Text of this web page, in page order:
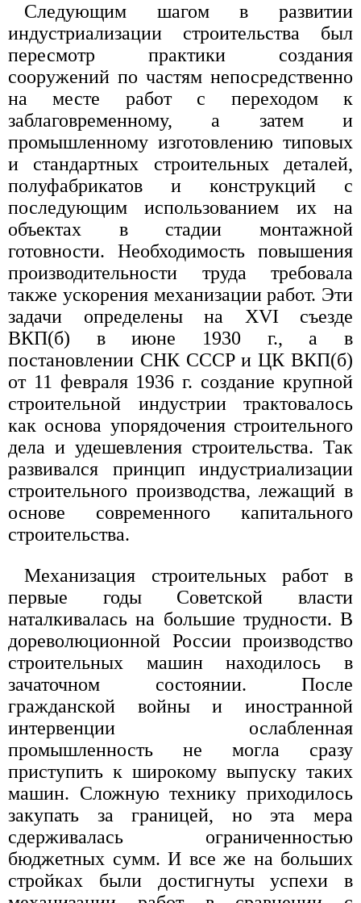
Следующим шагом в развитии
индустриализации строительства был
пересмотр практики создания
сооружений по частям непосредственно
на месте работ с переходом к
заблаговременному, а затем и
промышленному изготовлению типовых
и стандартных строительных деталей,
полуфабрикатов и конструкций с
последующим использованием их на
объектах в стадии монтажной
готовности. Необходимость повышения
производительности труда требовала
также ускорения механизации работ. Эти
задачи определены на XVI съезде
ВКП(б) в июне 1930 г., а в
постановлении СНК СССР и ЦК ВКП(б)
от 11 февраля 1936 г. создание крупной
строительной индустрии трактовалось
как основа упорядочения строительного
дела и удешевления строительства. Так
развивался принцип индустриализации
строительного производства, лежащий в
основе современного капитального
строительства.
Механизация строительных работ в
первые годы Советской власти
наталкивалась на большие трудности. В
дореволюционной России производство
строительных машин находилось в
зачаточном состоянии. После
гражданской войны и иностранной
интервенции ослабленная
промышленность не могла сразу
приступить к широкому выпуску таких
машин. Сложную технику приходилось
закупать за границей, но эта мера
сдерживалась ограниченностью
бюджетных сумм. И все же на больших
стройках были достигнуты успехи в